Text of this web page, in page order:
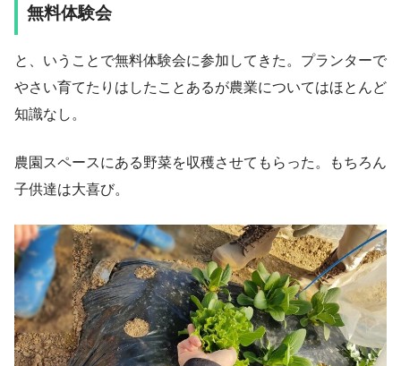
無料体験会
と、いうことで無料体験会に参加してきた。プランターで
やさい育てたりはしたことあるが農業についてはほとんど
知識なし。
農園スペースにある野菜を収穫させてもらった。もちろん
子供達は大喜び。